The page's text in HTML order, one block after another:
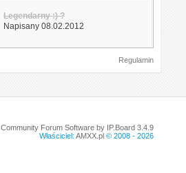
Legendarny :) ?
Napisany 08.02.2012
Regulamin
Community Forum Software by IP.Board 3.4.9
Właściciel: AMXX.pl© 2008 - 2026